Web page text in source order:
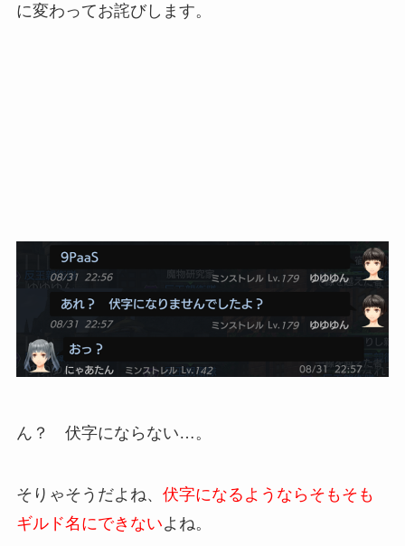
に変わってお詫びします。
ん？ 伏字にならない…。
そりゃそうだよね、 伏字になるようならそもそも
ギルド名にできないよね。